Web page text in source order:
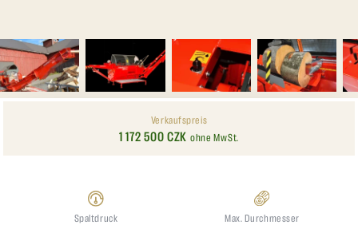
Verkaufspreis
1 172 500 CZK ohne MwSt.
Spaltdruck
Max. Durchmesser